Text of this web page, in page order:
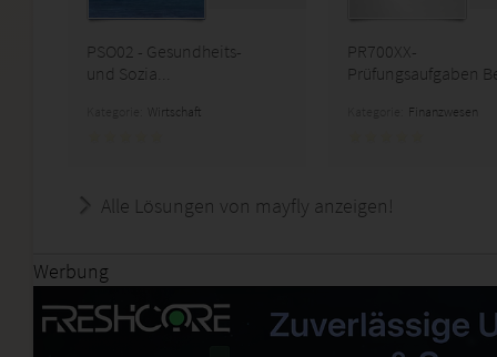
PSO02 - Gesundheits-
und Sozia...
Wirtschaft
PR700XX-
Prüfungsaufgaben
Finanzwesen
Alle Lösungen von mayfly anzeigen!
Werbung